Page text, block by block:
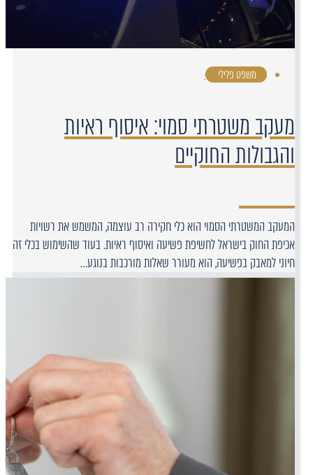
משפט פלילי ·
מעקב משטרתי סמוי: איסוף ראיות
והגבולות החוקיים
המעקב המשטרתי הסמוי הוא כלי חקירה רב עוצמה, המשמש את רשויות
אכיפת החוק בישראל לחשיפת פשיעה ואיסוף ראיות. בעוד שהשימוש בכלי זה
חיוני למאבק בפשיעה, הוא מעורר שאלות מורכבות בנוגע…